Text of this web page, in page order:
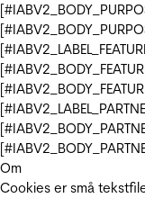
Om
Cookies er små